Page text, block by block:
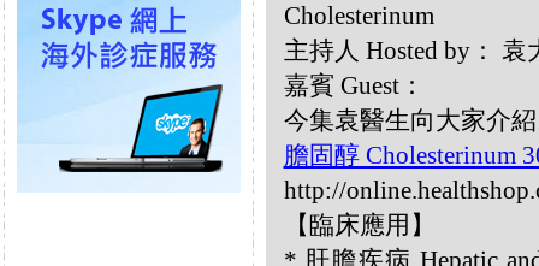
Cholesterinum
主持人 Hosted by：
嘉賓 Guest：
今集袁醫生向大家介
膽固醇 Cholesterinum
http://
【臨床應用】
* 肝膽疾病 Hepatic